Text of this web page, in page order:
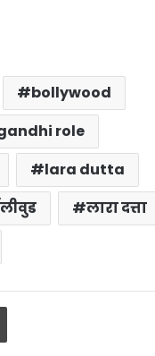
bollywood
role
lara dutta
लारा दत्ता
Print